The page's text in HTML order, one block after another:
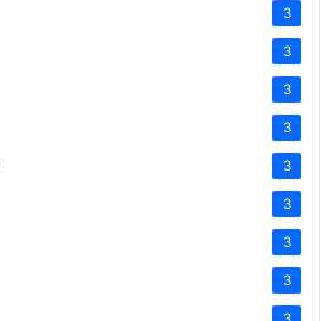
3
3
3
3
3
3
3
3